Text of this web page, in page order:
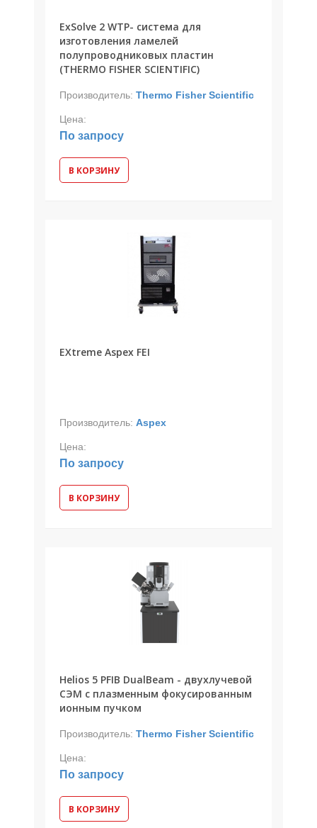
ExSolve 2 WTP- система для
изготовления ламелей
полупроводниковых пластин
(THERMO FISHER SCIENTIFIC)
Производитель: Thermo Fisher Scientific
Цена:
По запросу
В КОРЗИНУ
EXtreme Aspex FEI
Производитель: Aspex
Цена:
По запросу
В КОРЗИНУ
Helios 5 PFIB DualBeam - двухлучевой
СЭМ с плазменным фокусированным
ионным пучком
Производитель: Thermo Fisher Scientific
Цена:
По запросу
В КОРЗИНУ